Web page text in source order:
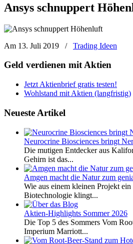
Ansys schnuppert
Am 13. Juli 2019 / Trading Ideen
Geld verdienen mit Aktien
Jetzt Aktienbrief gratis testen!
Wohlstand mit Aktien (langfristig)
Neueste Artikel
Neurocrine Biosciences bringt
Die mutigen Entdecker aus
Gehirn ist das...
Amgen macht die Natur zum
Wie aus einem kleinen Projekt
Biotechnologie klingt...
Aktien-Highlights Sommer 2026
Die Top 5 des Sommers Vom
Imperium Marriott...